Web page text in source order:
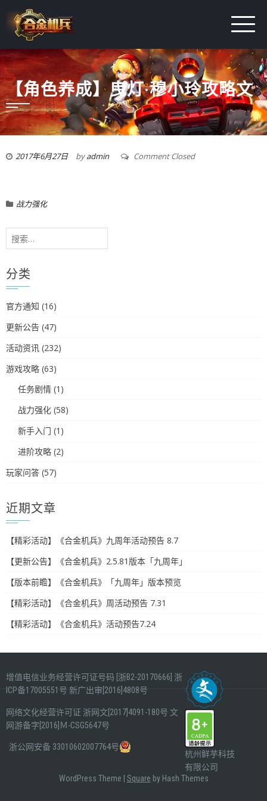
【角色养成】曳灯·穆小玲攻略文
2017年6月27日 byadmin Comment Closed
战力强化
搜
索：
分类
官方通知 (16)
更新公告 (47)
活动资讯 (232)
游戏攻略 (63)
任务剧情 (1)
战力强化 (58)
新手入门 (1)
进阶攻略 (2)
玩家问答 (57)
近期文章
【精彩活动】《合金机兵》九周年活动预告 8.7
【更新公告】《合金机兵》2.5.81版本「九周年」
【版本前瞻】《合金机兵》「九周年」版本预览
【精彩活动】《合金机兵》周活动预告 7.31
【精彩活动】《合金机兵》活动预告7.24
增值电信业务经营许可证号码 [浙B2-20170666] 浙
ICP备17005551号 新广出审[2016]4808号
网络文化经营许可证 浙网文[2017]4091-180号 文
网游备字[2016]Ｍ-CSG5647号
浙公网安备 33010602007764号
杭州鲜芋科技
有限公司
WordPress Theme
Square by Hash Themes